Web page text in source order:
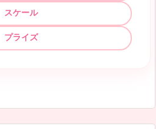
スケール
プライズ